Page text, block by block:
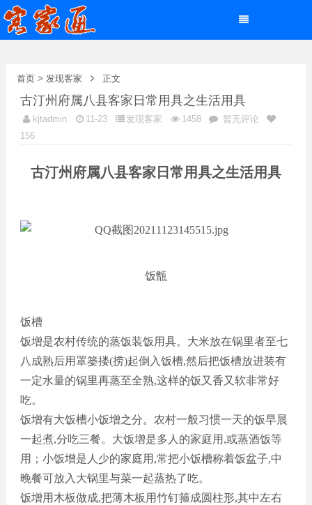
首页> 发现客家 正文
古汀州府属八县客家日常用具之生活用具
kjtadmin 11-23 发现客家 1458
暂无评论
156
古汀州府属八县客家日常用具之生活用具
饭甑
饭槽
饭增是农村传统的蒸饭装饭用具。大米放在锅里者至七
八成熟后用罩篓搂(捞)起倒入饭槽,然后把饭槽放进装有
一定水量的锅里再蒸至全熟,这样的饭又香又软非常好
吃。
饭增有大饭槽小饭增之分。农村一般习惯一天的饭早晨
一起煮,分吃三餐。大饭增是多人的家庭用,或蒸酒饭等
用 ； 小饭增是人少的家庭用 ,常把小饭槽称着饭盆子,中
晚餐可放入大锅里与菜一起蒸热了吃。
饭增用木板做成,把薄木板用竹钉箍成圆柱形,其中左右